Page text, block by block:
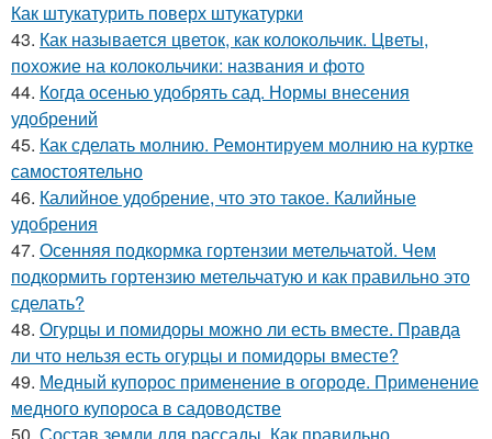
Как штукатурить поверх штукатурки
43. Как называется цветок, как колокольчик. Цветы,
похожие на колокольчики: названия и фото
44. Когда осенью удобрять сад. Нормы внесения
удобрений
45. Как сделать молнию. Ремонтируем молнию на куртке
самостоятельно
46. Калийное удобрение, что это такое. Калийные
удобрения
47. Осенняя подкормка гортензии метельчатой. Чем
подкормить гортензию метельчатую и как правильно это
сделать?
48. Огурцы и помидоры можно ли есть вместе. Правда
ли что нельзя есть огурцы и помидоры вместе?
49. Медный купорос применение в огороде. Применение
медного купороса в садоводстве